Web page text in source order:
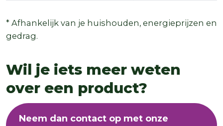
* Afhankelijk van je huishouden, energieprijzen en
gedrag.
Wil je iets meer weten
over een product?
Neem dan contact op met onze